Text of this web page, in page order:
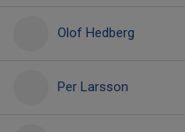
Olof Hedberg
Per Larsson